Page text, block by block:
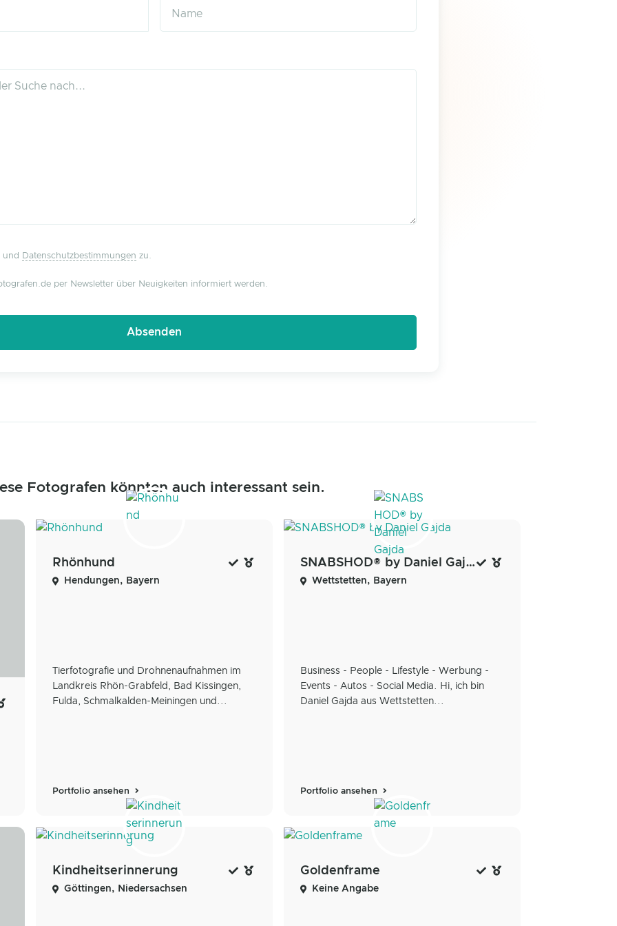
und Datenschutzbestimmungen zu.
per Newsletter über Neuigkeiten informiert werden.
Fotografen könnten auch interessant sein.
Rhönhund
Hendungen, Bayern
Tierfotografie und Drohnenaufnahmen im
Landkreis Rhön-Grabfeld, Bad Kissingen,
Fulda, Schmalkalden-Meiningen und...
Portfolio ansehen
SNABSHOD® by Daniel Gajda
Wettstetten, Bayern
Business - People - Lifestyle - Werbung -
Events - Autos - Social Media. Hi, ich bin
Daniel Gajda aus Wettstetten...
Portfolio ansehen
Kindheitserinnerung
Göttingen, Niedersachsen
Goldenframe
Keine Angabe